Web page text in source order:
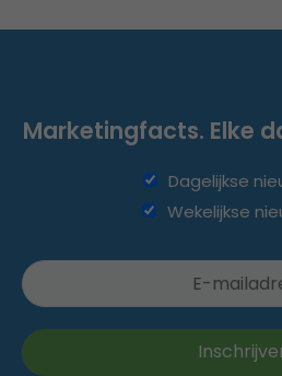
Marketingfacts. Elke
Dagelijkse
Wekelijkse